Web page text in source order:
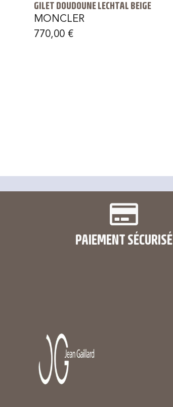
GILET DOUDOUNE LECHTAL BEIGE
MONCLER
770,00€
PAIEMENT SÉCURISÉ